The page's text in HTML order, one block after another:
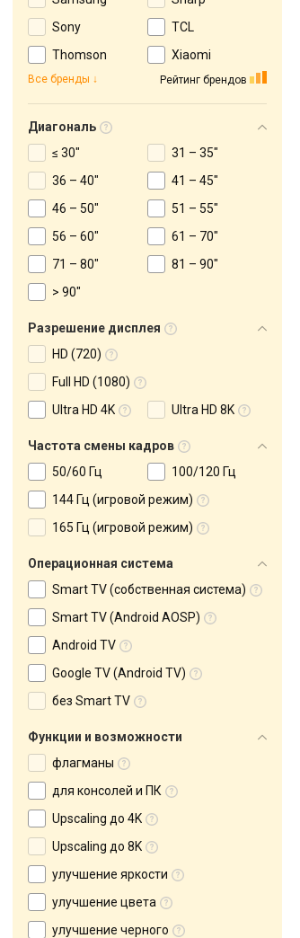
Sony
TCL
Thomson
Xiaomi
Рейтинг брендов
Все бренды
Диагональ
≤ 30"
31 – 35"
36 – 40"
41 – 45"
46 – 50"
51 – 55"
56 – 60"
61 – 70"
71 – 80"
81 – 90"
> 90"
Разрешение дисплея
HD (720)
Full HD (1080)
Ultra HD 4K
Ultra HD 8K
Частота смены кадров
50/60 Гц
100/120 Гц
144 Гц (игровой режим)
165 Гц (игровой режим)
Операционная система
Smart TV (собственная система)
Smart TV (Android AOSP)
Android TV
Google TV (Android TV)
без Smart TV
Функции и возможности
флагманы
для консолей и ПК
Upscaling до 4K
Upscaling до 8K
улучшение яркости
улучшение цвета
улучшение черного